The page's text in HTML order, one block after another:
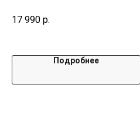
17 990 р.
Подробнее